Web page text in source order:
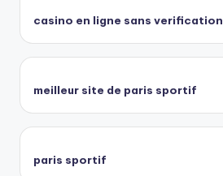
casino en ligne sans verification
meilleur site de paris sportif
paris sportif